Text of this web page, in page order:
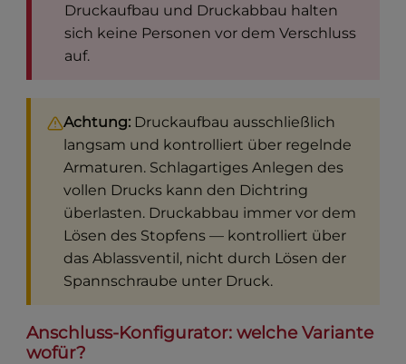
Druckaufbau und Druckabbau halten
sich keine Personen vor dem Verschluss
auf.
Achtung: Druckaufbau ausschließlich
langsam und kontrolliert über regelnde
Armaturen. Schlagartiges Anlegen des
vollen Drucks kann den Dichtring
überlasten. Druckabbau immer vor dem
Lösen des Stopfens — kontrolliert über
das Ablassventil, nicht durch Lösen der
Spannschraube unter Druck.
Anschluss-Konfigurator: welche Variante
wofür?